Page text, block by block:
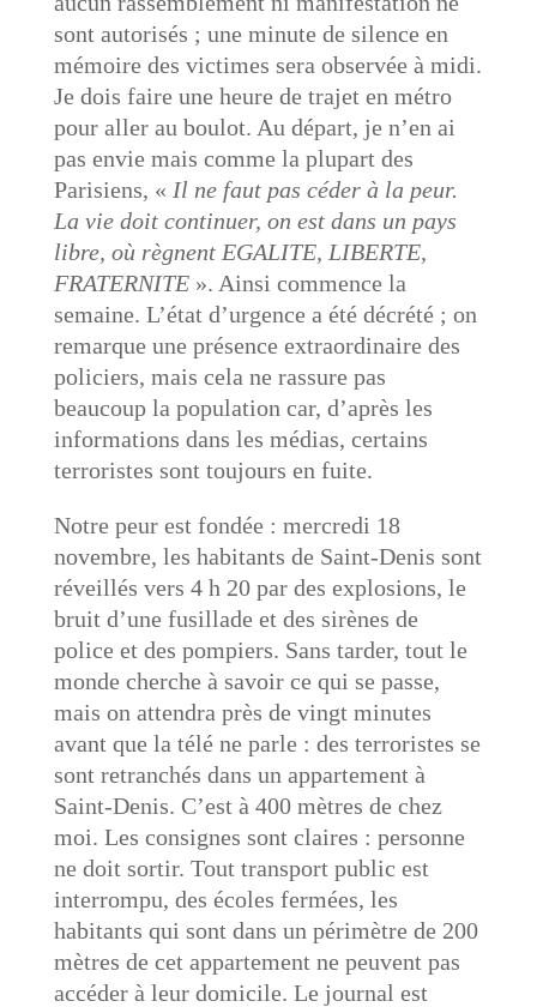
sont autorisés ; une minute de silence en
mémoire des victimes sera observée à midi.
Je dois faire une heure de trajet en métro
pour aller au boulot. Au départ, je n’en ai
pas envie mais comme la plupart des
Parisiens, « Il ne faut pas céder à la peur.
La vie doit continuer, on est dans un pays
libre, où règnent EGALITE, LIBERTE,
FRATERNITE». Ainsi commence la
semaine. L’état d’urgence a été décrété ; on
remarque une présence extraordinaire des
policiers, mais cela ne rassure pas
beaucoup la population car, d’après les
informations dans les médias, certains
terroristes sont toujours en fuite.
Notre peur est fondée : mercredi 18
novembre, les habitants de Saint-Denis sont
réveillés vers 4 h 20 par des explosions, le
bruit d’une fusillade et des sirènes de
police et des pompiers. Sans tarder, tout le
monde cherche à savoir ce qui se passe,
mais on attendra près de vingt minutes
avant que la télé ne parle : des terroristes se
sont retranchés dans un appartement à
Saint-Denis. C’est à 400 mètres de chez
moi. Les consignes sont claires : personne
ne doit sortir. Tout transport public est
interrompu, des écoles fermées, les
habitants qui sont dans un périmètre de 200
mètres de cet appartement ne peuvent pas
accéder à leur domicile. Le journal est